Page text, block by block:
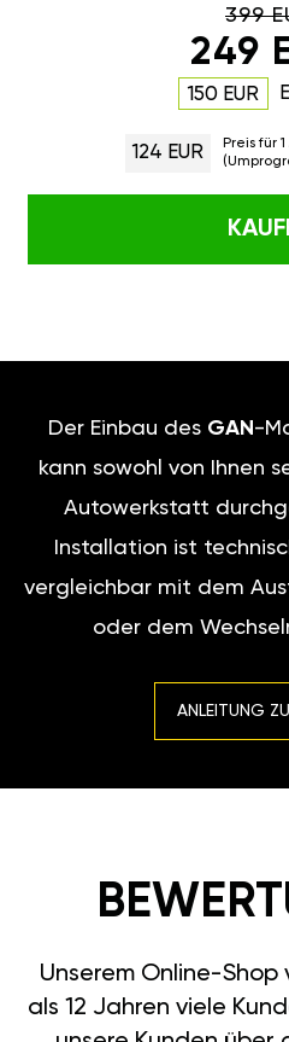
399
249
150 EUR
124 EUR
Preis für
Der Einbau des GAN -
kann sowohl von Ihnen
Autowerkstatt
Installation ist
vergleichbar mit dem
oder dem
ANLEITUNG
Unserem Online-
als 12 Jahren viele